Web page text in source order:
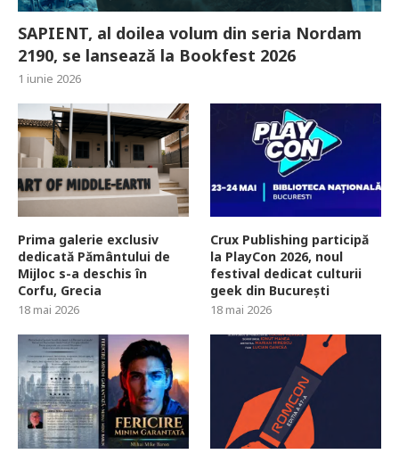
SAPIENT, al doilea volum din seria Nordam
2190, se lansează la Bookfest 2026
1 iunie 2026
Prima galerie exclusiv
dedicată Pământului de
Mijloc s-a deschis în
Corfu, Grecia
18 mai 2026
Crux Publishing participă
la PlayCon 2026, noul
festival dedicat culturii
geek din București
18 mai 2026